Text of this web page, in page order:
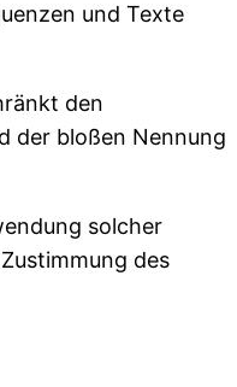
und Texte
den
der bloßen Nennung
solcher
des